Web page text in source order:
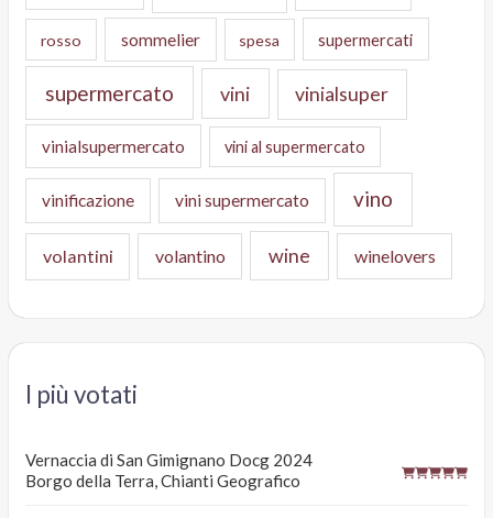
rosso sommelier spesa supermercati
supermercato vini vinialsuper
vinialsupermercato vini al supermercato
vinificazione vini supermercato vino
volantini volantino wine winelovers
I più votati
Vernaccia di San Gimignano Docg 2024
Borgo della Terra, Chianti Geografico